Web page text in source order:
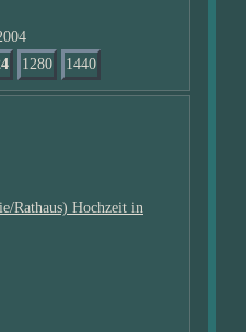
1280 1440